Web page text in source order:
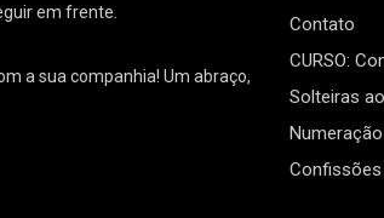
em frente.
a sua companhia! Um abraço,
Contato
CURSO:
Solteiras
Confissões